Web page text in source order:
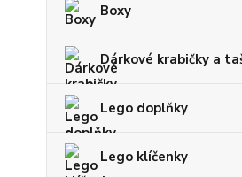
Boxy
Dárkové krabičky a
Lego doplňky
Lego klíčenky